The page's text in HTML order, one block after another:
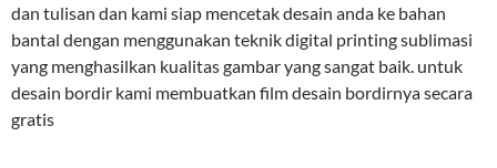
dan tulisan dan kami siap mencetak desain anda ke bahan
bantal dengan menggunakan teknik digital printing sublimasi
yang menghasilkan kualitas gambar yang sangat baik. untuk
desain bordir kami membuatkan film desain bordirnya secara
gratis